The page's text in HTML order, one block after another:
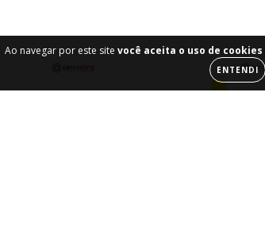
Ao navegar por este site você aceita o uso de cookies
ENTENDI